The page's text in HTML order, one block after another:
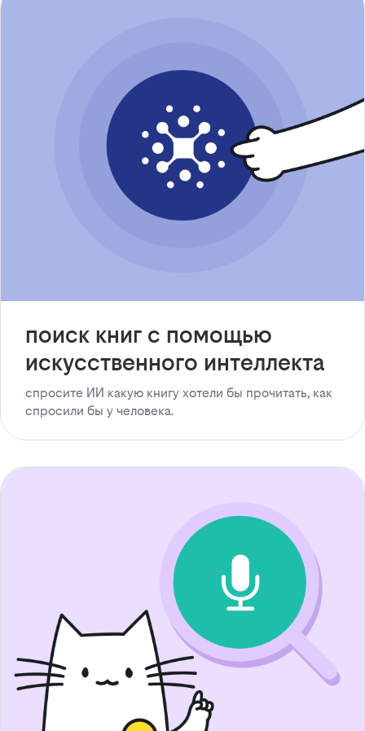
поиск книг с помощью
искусственного интеллекта
спросите ИИ какую книгу хотели бы прочитать, как
спросили бы у человека.